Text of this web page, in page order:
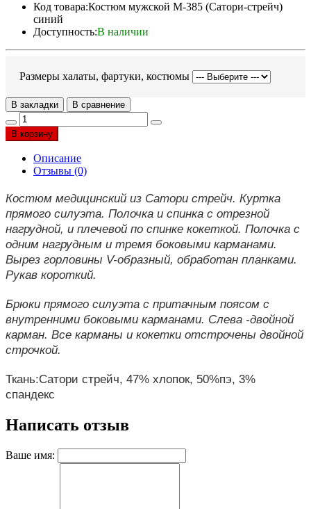
Код товара:Костюм мужской М-385 (Сатори-стрейч)
синий
Доступность:В наличии
Размеры халаты, фартуки, костюмы
В закладки В сравнение
В корзину
Описание
Отзывы (0)
Костюм медицинский из Сатори стрейч. Куртка
прямого силуэта. Полочка и спинка с отрезной
нагрудной, и плечевой по спинке кокеткой. Полочка с
одним нагрудным и тремя боковыми карманами.
Вырез горловины V-образный, обработан планками.
Рукав короткий.
Брюки прямого силуэта с притачным поясом с
внутренними боковыми карманами. Слева -двойной
карман. Все карманы и кокетки отстрочены двойной
строчкой.
Ткань:Сатори стрейч, 47% хлопок, 50%пэ, 3%
спандекс
Написать отзыв
Ваше имя: